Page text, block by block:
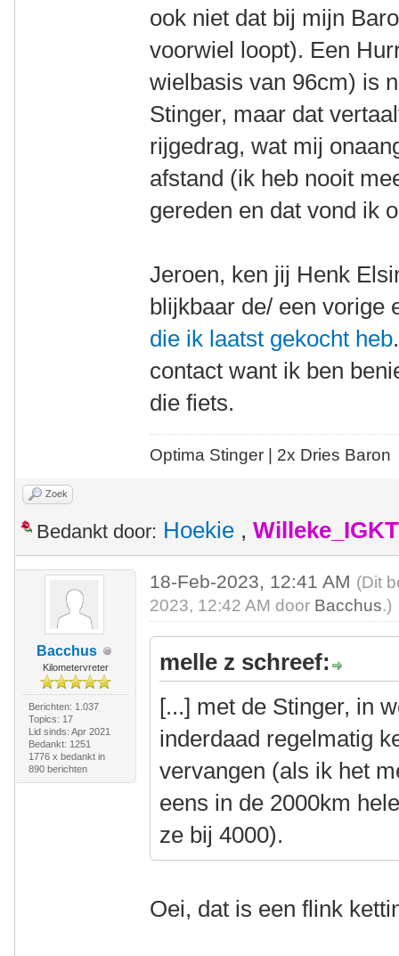
ook niet dat bij mijn
voorwiel loopt). Een
wielbasis van 96cm) is
Stinger, maar dat
rijgedrag, wat mij
afstand (ik heb nooit
gereden en dat vond ik
Jeroen, ken jij Henk
blijkbaar de/ een vorige
die ik laatst gekocht heb
contact want ik ben
die fiets.
Optima Stinger | 2x Dries Baron
Zoek
Bedankt door: Hoekie , Willeke_IGKT
Bacchus
Kilometervreter
Berichten: 1.037
Topics: 17
Lid sinds: Apr 2021
Bedankt: 1251
1776 x bedankt in
890 berichten
18-Feb-2023, 12:41 AM (Dit
2023, 12:42 AM door Bacchus.)
melle z schreef:
[...] met de Stinger, in
inderdaad regelmatig
vervangen (als ik het
eens in de 2000km
ze bij 4000).
Oei, dat is een flink